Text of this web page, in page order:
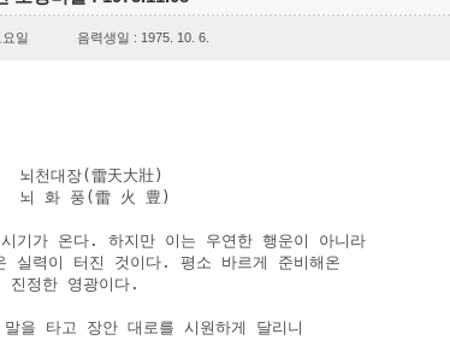
일 음력생일 : 1975. 10. 6.
천대장(雷天大壯)
화 풍(雷 火 豊)
기가 온다. 하지만 이는 우연한 행운이 아니라
실력이 터진 것이다. 평소 바르게 준비해온
진정한 영광이다.
을 타고 장안 대로를 시원하게 달리니